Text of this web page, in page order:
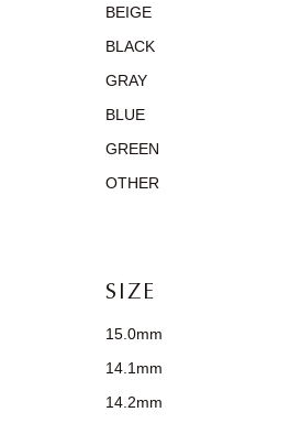
BEIGE
BLACK
GRAY
BLUE
GREEN
OTHER
SIZE
15.0mm
14.1mm
14.2mm